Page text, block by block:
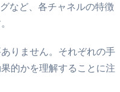
など、各チャネルの特徴
りません。それぞれの手
的かを理解することに注